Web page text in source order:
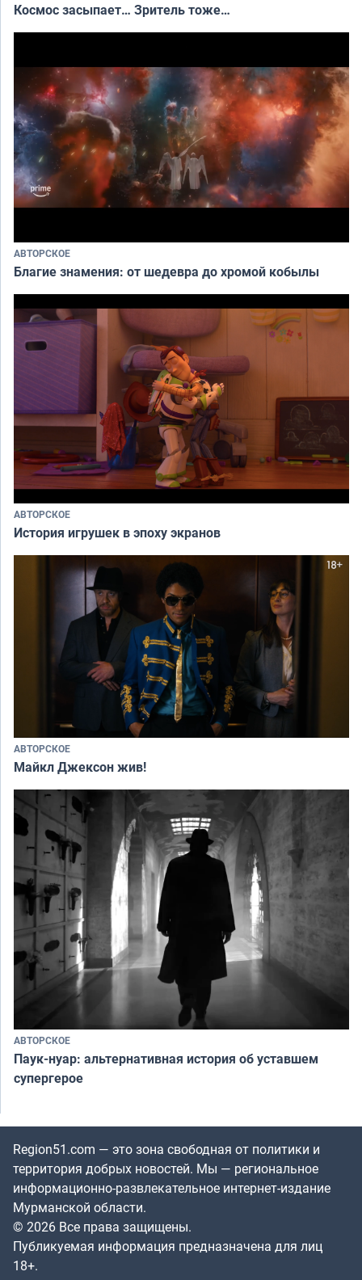
Космос засыпает… Зритель тоже…
АВТОРСКОЕ
Благие знамения: от шедевра до хромой кобылы
АВТОРСКОЕ
История игрушек в эпоху экранов
АВТОРСКОЕ
Майкл Джексон жив!
АВТОРСКОЕ
Паук-нуар: альтернативная история об уставшем
супергерое
Region51.com — это зона свободная от политики и
территория добрых новостей. Мы — региональное
информационно-развлекательное интернет-издание
Мурманской области.
© 2026 Все права защищены.
Публикуемая информация предназначена для лиц
18+.